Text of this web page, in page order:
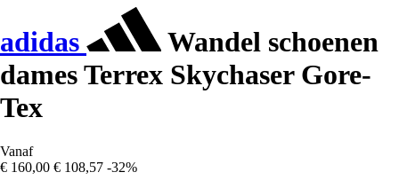
adidas
Wandel schoenen
dames Terrex Skychaser Gore-
Tex
Vanaf
€ 160,00 € 108,57 -32%